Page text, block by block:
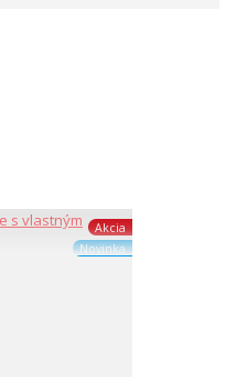
Akcia
Novinka